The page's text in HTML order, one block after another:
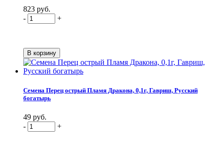
823 руб.
-
+
Семена Перец острый Пламя Дракона, 0,1г, Гавриш, Русский
богатырь
49 руб.
-
+